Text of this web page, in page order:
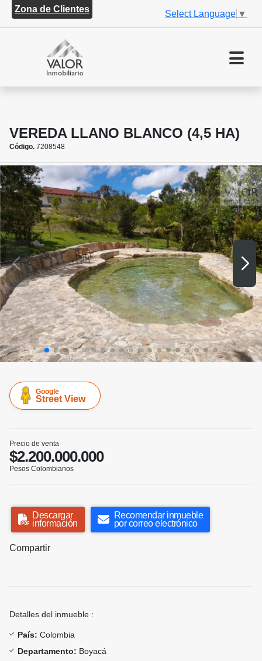
Zona de Clientes Select Language ▼
VEREDA LLANO BLANCO (4,5 HA)
Código. 7208548
Google
Street View
Precio de venta
$2.200.000.000
Pesos Colombianos
Descargar
información
Recomendar inmueble
por correo electrónico
Compartir
Detalles del inmueble :
País: Colombia
Departamento: Boyacá